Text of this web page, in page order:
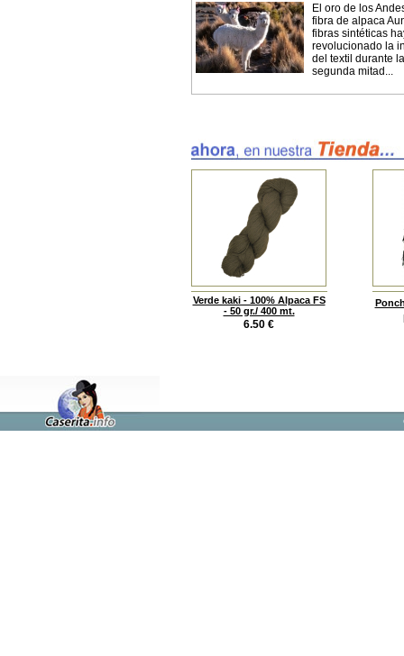
El oro de los
fibra de alpaca
fibras sintéticas
revolucionado la
del textil durante la
segunda mitad...
Verde kaki - 100% Alpaca FS
- 50 gr./ 400 mt.
6.50 €